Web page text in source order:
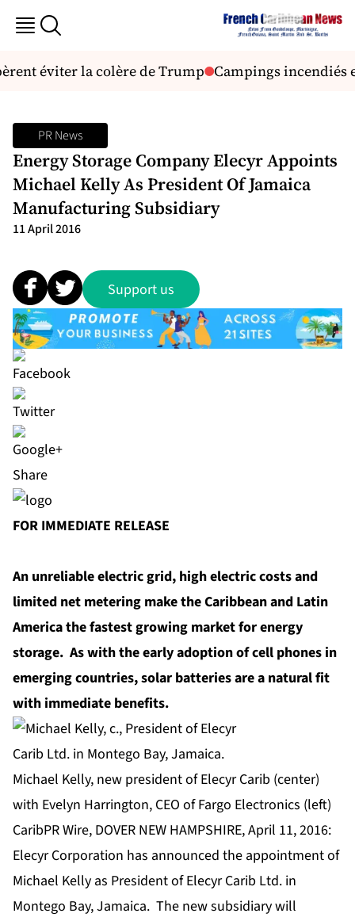
éviter la colère de Trump Campings incendiés
PR News
Energy Storage Company Elecyr Appoints
Michael Kelly As President Of Jamaica
Manufacturing Subsidiary
11 April 2016
Support us
Share
FOR IMMEDIATE RELEASE
An unreliable electric grid, high electric costs and
limited net metering make the Caribbean and Latin
America the fastest growing market for energy
storage. As with the early adoption of cell phones in
emerging countries, solar batteries are a natural fit
with immediate benefits.
Michael Kelly, new president of Elecyr Carib (center)
with Evelyn Harrington, CEO of Fargo Electronics (left)
CaribPR Wire, DOVER NEW HAMPSHIRE, April 11, 2016:
Elecyr Corporation has announced the appointment of
Michael Kelly as President of Elecyr Carib Ltd. in
Montego Bay, Jamaica. The new subsidiary will